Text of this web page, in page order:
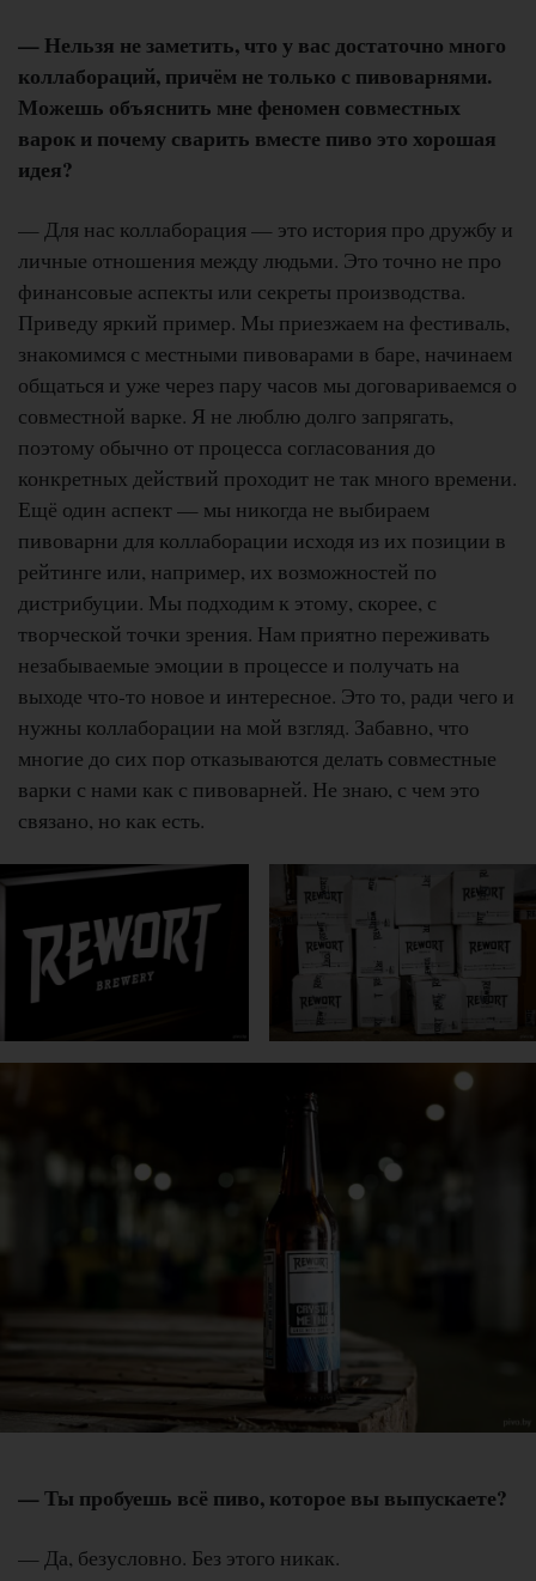
— Нельзя не заметить, что у вас достаточно много
коллабораций, причём не только с пивоварнями.
Можешь объяснить мне феномен совместных
варок и почему сварить вместе пиво это хорошая
идея?
— Для нас коллаборация — это история про дружбу и
личные отношения между людьми. Это точно не про
финансовые аспекты или секреты производства.
Приведу яркий пример. Мы приезжаем на фестиваль,
знакомимся с местными пивоварами в баре, начинаем
общаться и уже через пару часов мы договариваемся о
совместной варке. Я не люблю долго запрягать,
поэтому обычно от процесса согласования до
конкретных действий проходит не так много времени.
Ещё один аспект — мы никогда не выбираем
пивоварни для коллаборации исходя из их позиции в
рейтинге или, например, их возможностей по
дистрибуции. Мы подходим к этому, скорее, с
творческой точки зрения. Нам приятно переживать
незабываемые эмоции в процессе и получать на
выходе что-то новое и интересное. Это то, ради чего и
нужны коллаборации на мой взгляд. Забавно, что
многие до сих пор отказываются делать совместные
варки с нами как с пивоварней. Не знаю, с чем это
связано, но как есть.
— Ты пробуешь всё пиво, которое вы выпускаете?
— Да, безусловно. Без этого никак.